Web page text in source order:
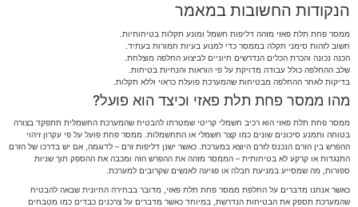
הנקודות החשובות במאמר
ממסר פחת תלת פאזי מזהה דליפות חשמל ומונע תקלות בטיחותיות.
חשוב לזהות סימני תקלה בממסר כדי למנוע בעיות חמורות בעתיד.
הכנה נכונה והכרת הכלים הנדרשים חיוניים לביצוע החלפה מוצלחת.
שלב ההחלפה כולל עבודה מדויקת על פי הוראות והנחיות בטיחות.
בדיקות לאחר ההחלפה מבטיחות שהמערכת פועלת כראוי וללא תקלות.
מהו ממסר פחת תלת פאזי וכיצד הוא פועל?
ממסר פחת תלת פאזי הוא רכיב חשמלי קריטי שמטרתו להבטיח שהמערכת החשמלית תתפקד בצורה
בטוחה ותמנע סיכונים שונים כמו קצר חשמלי או התחשמלות. ממסר פחת פועל על פי עקרון זיהוי
ההפרש בין הזרם הנכנס לזרם היוצא במערכת. כאשר ישנן דליפות זרם – לדוגמה, אם יש בדרכו של הזרם
התנגדות או קרקע לא בטיחותית – הממסר מזהה את ההפרש הזה ומכבה את ההספק תוך שניות
ספורות, מה שמסייע במניעת חבלה או פגיעה לאנשים שקרובים למערכת.
כאשר אנחנו מדברים על החלפת ממסר פחת תלת פאזי, מדובר בבחירה החיונית שבאה להבטיח
שהמערכת תספק את הבטיחות הנדרשת, במיוחד כאשר מדברים על צרכנים כבדים כמו מטבחים